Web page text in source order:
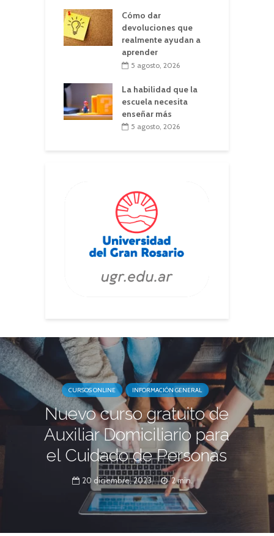
Cómo dar
devoluciones que
realmente ayudan a
aprender
5 agosto, 2026
La habilidad que la
escuela necesita
enseñar más
5 agosto, 2026
CURSOS ONLINE INFORMACIÓN GENERAL
Nuevo curso gratuito de
Auxiliar Domiciliario para
el Cuidado de Personas
20 diciembre, 2023 2 min.